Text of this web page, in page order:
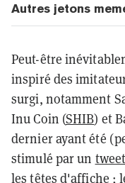
Autres jetons
Peut-être
inspiré des
surgi, notamment
Inu Coin (SHIB) et
dernier ayant été
stimulé par un tweet
les têtes d'affiche ;